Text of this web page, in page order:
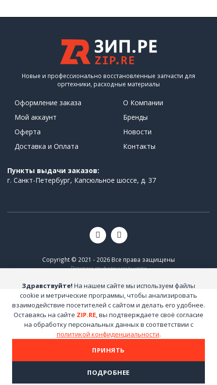
Новые и профессионально восстановленные запчасти для
оргтехники, расходные материалы
Оформление заказа
Мой аккаунт
Оферта
Доставка и Оплата
О Компании
Бренды
Новости
Контакты
Пункты выдачи заказов:
г. Санкт-Петербург, Капсюльное шоссе, д. 37
Copyright © 2021 - 2026 Все права защищены
Политика конфиденциальности
Здравствуйте! На нашем сайте мы используем файлы
cookie и метрические программы, чтобы анализировать
взаимодействие посетителей с сайтом и делать его удобнее.
Оставаясь на сайте ZIP.RE, вы подтверждаете своё согласие
на обработку персональных данных в соответствии с
политикой конфиденциальности.
ПРИНЯТЬ
ПОДРОБНЕЕ